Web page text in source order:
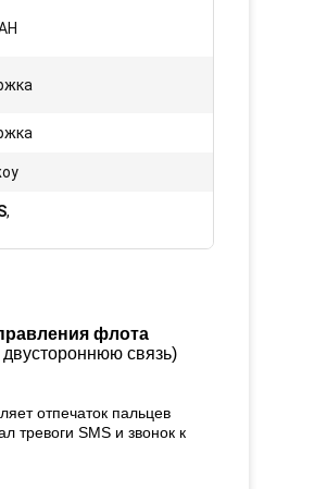
,
флота
связь)
отпечаток пальцев
тревоги SMS и звонок к